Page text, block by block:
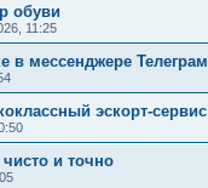
обуви
11:25
мессенджере Телеграм
эскорт-сервис
и точно